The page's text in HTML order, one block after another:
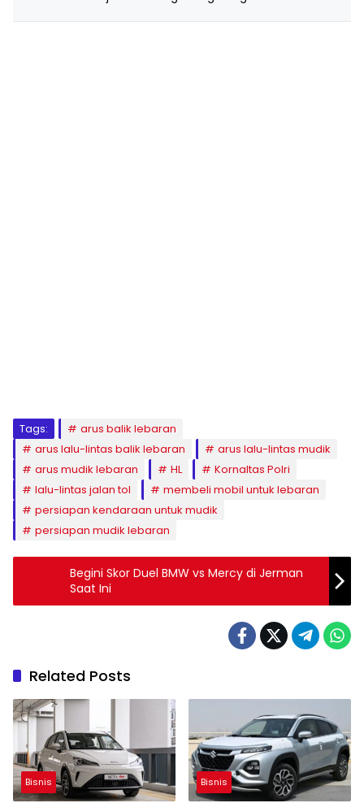
Tags:
arus balik lebaran
arus lalu-lintas balik lebaran
arus lalu-lintas mudik
arus mudik lebaran
HL
Kornaltas Polri
lalu-lintas jalan tol
membeli mobil untuk lebaran
persiapan kendaraan untuk mudik
persiapan mudik lebaran
Begini Skor Duel BMW vs Mercy di Jerman
Saat Ini
Related Posts
Bisnis Bisnis